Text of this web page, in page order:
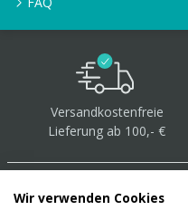
Versandkostenfreie
Lieferung ab 100,- €
Wir verwenden Cookies